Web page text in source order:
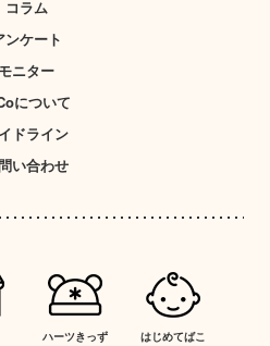
コラム
ンケート
モニター
について
ドライン
い合わせ
ハーツきっず はじめてばこ